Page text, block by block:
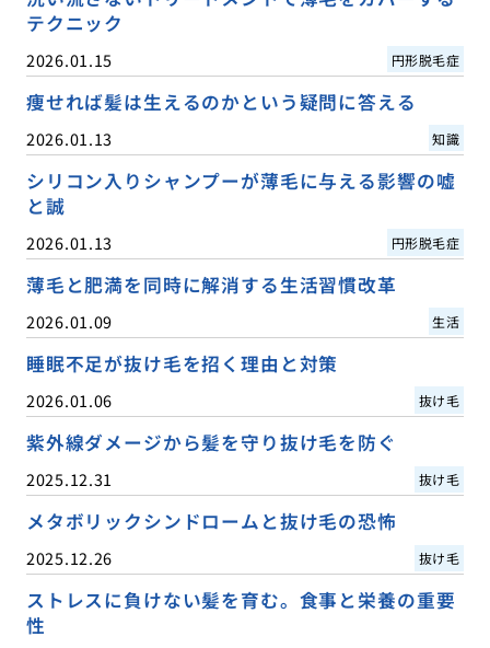
テクニック
2026.01.15 円形脱毛症
痩せれば髪は生えるのかという疑問に答える
2026.01.13 知識
シリコン入りシャンプーが薄毛に与える影響の嘘
と誠
2026.01.13 円形脱毛症
薄毛と肥満を同時に解消する生活習慣改革
2026.01.09 生活
睡眠不足が抜け毛を招く理由と対策
2026.01.06 抜け毛
紫外線ダメージから髪を守り抜け毛を防ぐ
2025.12.31 抜け毛
メタボリックシンドロームと抜け毛の恐怖
2025.12.26 抜け毛
ストレスに負けない髪を育む。食事と栄養の重要
性